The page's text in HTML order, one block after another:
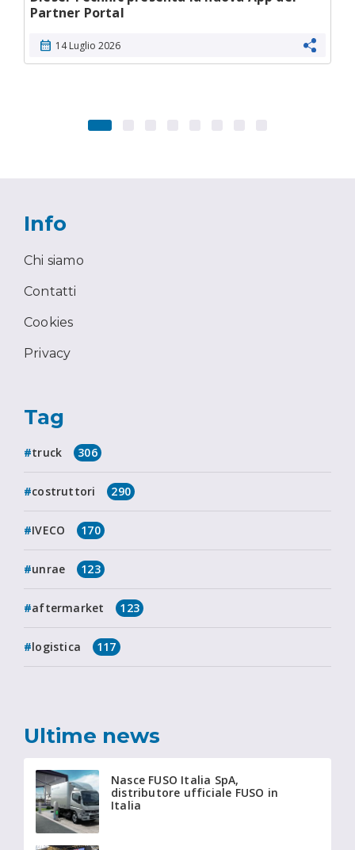
Partner Portal
calendar_month 14 Luglio 2026
Info
Chi siamo
Contatti
Cookies
Privacy
Tag
truck 306
costruttori 290
IVECO 170
unrae 123
aftermarket 123
logistica 117
Ultime news
Nasce FUSO Italia SpA,
distributore ufficiale FUSO in
Italia